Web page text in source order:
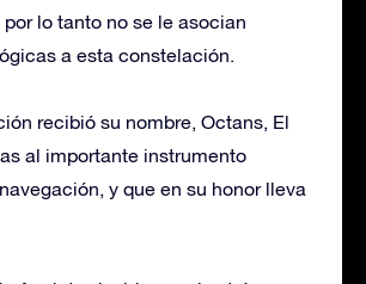
lo tanto no se le asocian
a esta constelación.
recibió su nombre, Octans, El
al importante instrumento
y que en su honor lleva